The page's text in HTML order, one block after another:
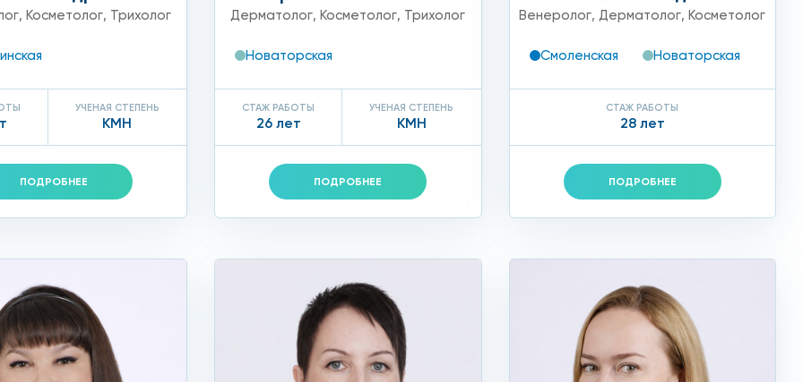
клиник «Столица» в Москве
которые помогли тысячам наших пациентов преобразить свою внешность и сиять неотразимой
филлеров Revi.
загрязнений и декоративной косметики, дезинфицируется. Для более комфортного проведения
предложит предварительное нанесение на область коррекции крема с анестетиком. Инъекции филера
что минимизирует болевые ощущения. По завершению процедуры врач повторно дезинфицирует кожу
, Косметолог, Трихолог
УЧЕНАЯ СТЕПЕНЬ
КМН
ПОДРОБНЕЕ
Дерматолог, Косметолог, Трихолог
Новаторская
СТАЖ РАБОТЫ
26 лет
УЧЕНАЯ СТЕПЕНЬ
КМН
ПОДРОБНЕЕ
Венеролог,Дерматолог, Косметолог
Смоленская Новаторская
СТАЖ РАБОТЫ
28 лет
ПОДРОБНЕЕ